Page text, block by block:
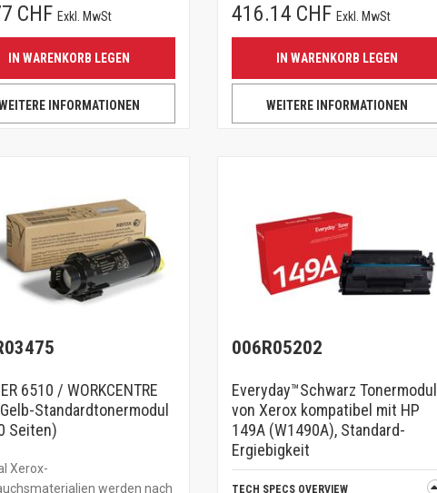
CHF Exkl. MwSt
IN WARENKORB LEGEN
INFORMATIONEN
416.14 CHF Exkl. MwSt
IN WARENKORB LEGEN
WEITERE INFORMATIONEN
6510 / WORKCENTRE
Standardtonermodul
Seiten)
Xerox-
werden nach
006R05202
Everyday™Schwarz Tonermodul
von Xerox kompatibel mit HP
149A (W1490A), Standard-
Ergiebigkeit
TECH SPECS OVERVIEW